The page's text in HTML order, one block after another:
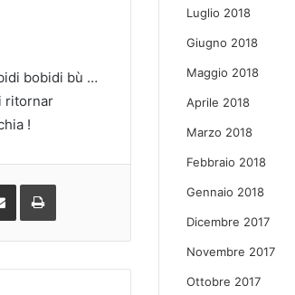
bobidi bù …
ritornar
!
Share
Email
Print
Luglio 2018
Giugno 2018
Maggio 2018
Aprile 2018
Marzo 2018
Febbraio 2018
Gennaio 2018
Dicembre 2017
Novembre 2017
Ottobre 2017